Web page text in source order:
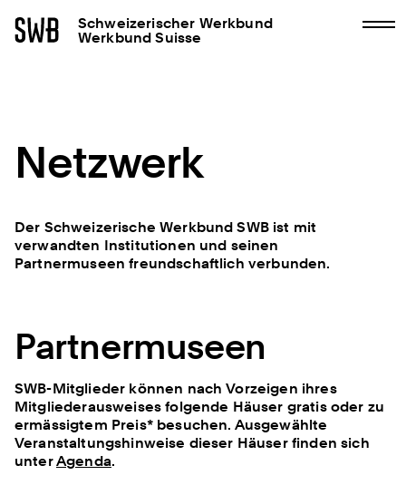
Schweizerischer Werkbund
Werkbund Suisse
Netzwerk
Der Schweizerische Werkbund SWB ist mit
verwandten Institutionen und seinen
Partnermuseen freundschaftlich verbunden.
Partnermuseen
SWB-Mitglieder können nach Vorzeigen ihres
Mitgliederausweises folgende Häuser gratis oder zu
ermässigtem Preis* besuchen. Ausgewählte
Veranstaltungshinweise dieser Häuser finden sich
unterAgenda.